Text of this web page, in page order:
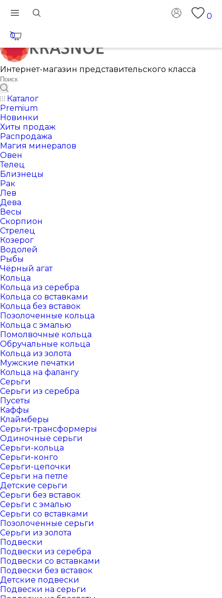
0
0
Интернет-магазин представительского класса
Каталог
Premium
Новинки
Хиты продаж
Распродажа
Магия минералов
Овен
Телец
Близнецы
Рак
Лев
Дева
Весы
Скорпион
Стрелец
Козерог
Водолей
Рыбы
Чёрный агат
Кольца
Кольца из серебра
Кольца со вставками
Кольца без вставок
Позолоченные кольца
Кольца с эмалью
Помолвочные кольца
Обручальные кольца
Кольца из золота
Мужские печатки
Кольца на фалангу
Серьги
Серьги из серебра
Пусеты
Каффы
Клаймберы
Серьги-трансформеры
Одиночные серьги
Серьги-кольца
Серьги-конго
Серьги-цепочки
Серьги на петле
Детские серьги
Серьги без вставок
Серьги с эмалью
Серьги со вставками
Позолоченные серьги
Серьги из золота
Подвески
Подвески из серебра
Подвески со вставками
Подвески без вставок
Детские подвески
Подвески на серьги